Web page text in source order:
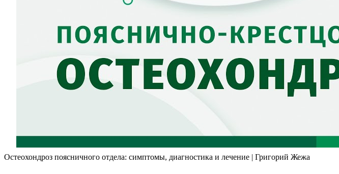
Остеохондроз поясничного отдела: симптомы, диагностика и лечение | Григорий Жежа